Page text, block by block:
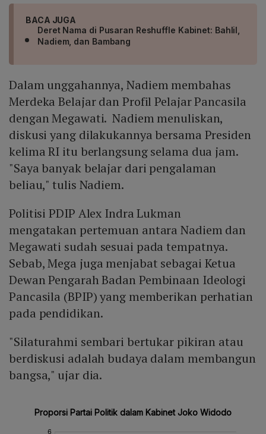
BACA JUGA
Deret Nama di Pusaran Reshuffle Kabinet: Bahlil,
Nadiem, dan Bambang
Dalam unggahannya, Nadiem membahas
Merdeka Belajar dan Profil Pelajar Pancasila
dengan Megawati. Nadiem menuliskan,
diskusi yang dilakukannya bersama Presiden
kelima RI itu berlangsung selama dua jam.
"Saya banyak belajar dari pengalaman
beliau," tulis Nadiem.
Politisi PDIP Alex Indra Lukman
mengatakan pertemuan antara Nadiem dan
Megawati sudah sesuai pada tempatnya.
Sebab, Mega juga menjabat sebagai Ketua
Dewan Pengarah Badan Pembinaan Ideologi
Pancasila (BPIP) yang memberikan perhatian
pada pendidikan.
"Silaturahmi sembari bertukar pikiran atau
berdiskusi adalah budaya dalam membangun
bangsa," ujar dia.